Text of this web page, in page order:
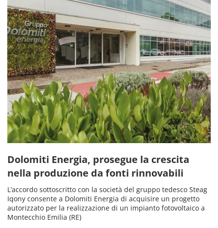
Dolomiti Energia, prosegue la crescita
nella produzione da fonti rinnovabili
L’accordo sottoscritto con la società del gruppo tedesco Steag
Iqony consente a Dolomiti Energia di acquisire un progetto
autorizzato per la realizzazione di un impianto fotovoltaico a
Montecchio Emilia (RE)